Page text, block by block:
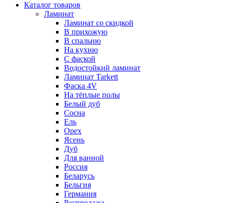
Каталог товаров
Ламинат
Ламинат со скидкой
В прихожую
В спальню
На кухню
С фаской
Водостойкий ламинат
Ламинат Tarkett
Фаска 4V
На тёплые полы
Белый дуб
Сосна
Ель
Орех
Ясень
Дуб
Для ванной
Россия
Беларусь
Бельгия
Германия